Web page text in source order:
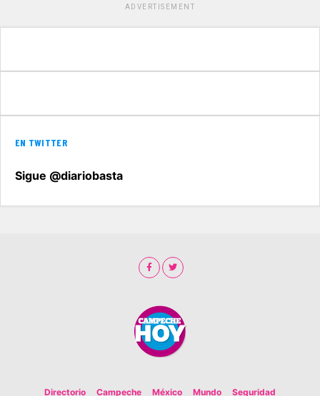
ADVERTISEMENT
EN TWITTER
Sigue @diariobasta
Directorio Campeche México Mundo Seguridad